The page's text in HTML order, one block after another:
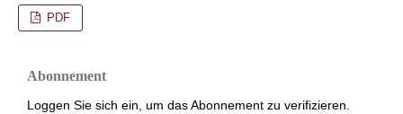
PDF
Abonnement
Loggen Sie sich ein, um das Abonnement zu verifizieren.